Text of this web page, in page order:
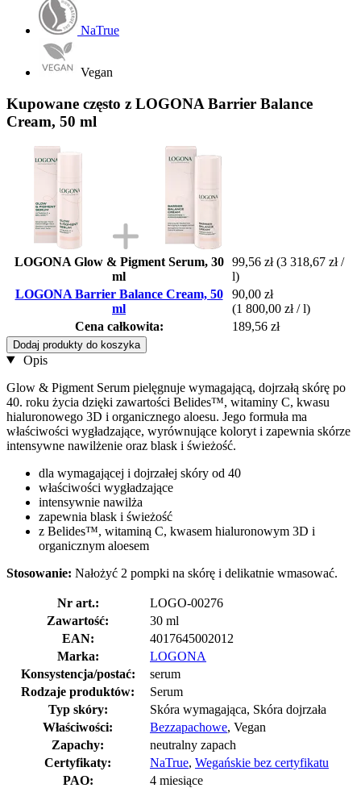
NaTrue
Vegan
Kupowane często z LOGONA Barrier Balance
Cream, 50 ml
LOGONA Glow & Pigment Serum, 30
ml
99,56 zł (3 318,67 zł /
l)
LOGONA Barrier Balance Cream, 50
ml
90,00 zł
(1 800,00 zł / l)
Cena całkowita:
189,56 zł
Dodaj produkty do koszyka
Opis
Glow & Pigment Serum pielęgnuje wymagającą, dojrzałą skórę po
40. roku życia dzięki zawartości Belides™, witaminy C, kwasu
hialuronowego 3D i organicznego aloesu. Jego formuła ma
właściwości wygładzające, wyrównujące koloryt i zapewnia skórze
intensywne nawilżenie oraz blask i świeżość.
dla wymagającej i dojrzałej skóry od 40
właściwości wygładzające
intensywnie nawilża
zapewnia blask i świeżość
z Belides™, witaminą C, kwasem hialuronowym 3D i
organicznym aloesem
Stosowanie: Nałożyć 2 pompki na skórę i delikatnie wmasować.
Nr art.:
LOGO-00276
Zawartość:
30 ml
EAN:
4017645002012
Marka:
LOGONA
Konsystencja/postać:
serum
Rodzaje produktów:
Serum
Typ skóry:
Skóra wymagająca, Skóra dojrzała
Właściwości:
Bezzapachowe, Vegan
Zapachy:
neutralny zapach
Certyfikaty:
NaTrue, Wegańskie bez certyfikatu
PAO:
4 miesiące